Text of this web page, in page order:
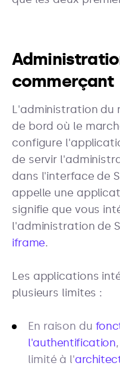
commerçant
L'administration du
de bord où le
configure
de servir
dans l'interface de
appelle une
signifie que vous
l'administration de
iframe.
Les applications
plusieurs limites :
En raison du
l'authentification
limité à l'